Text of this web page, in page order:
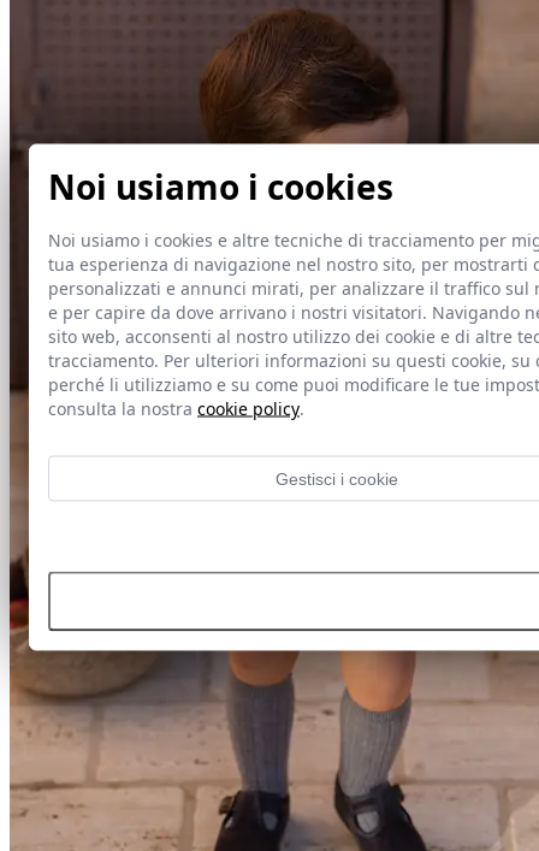
Noi usiamo i cookies
Noi usiamo i cookies e altre tecniche di tracciamento per
tua esperienza di navigazione nel nostro sito, per mostrarti
personalizzati e annunci mirati, per analizzare il traffico sul
e per capire da dove arrivano i nostri visitatori. Navigando
sito web, acconsenti al nostro utilizzo dei cookie e di altre
tracciamento. Per ulteriori informazioni su questi cookie, su
perché li utilizziamo e su come puoi modificare le tue
consulta la nostra cookie policy.
Gestisci i cookie